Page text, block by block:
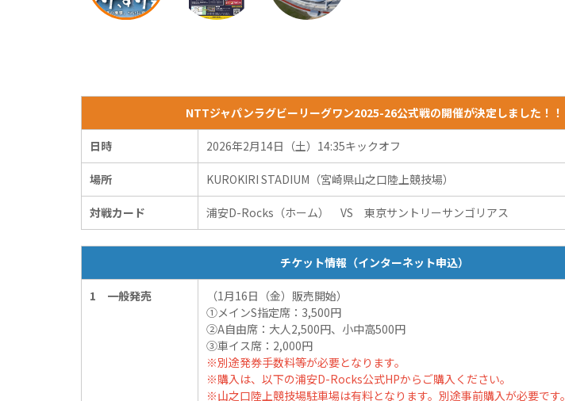
NTTジャパンラグビーリーグワン2025-26公式戦の開催が決定しました！！
日時 2026年2月14日（土）14:35キックオフ
場所 KUROKIRI STADIUM（宮崎県山之口陸上競技場）
対戦カード 浦安D-Rocks（ホーム） VS 東京サントリーサンゴリアス
チケット情報（インターネット申込）
1 一般発売
（1月16日（金）販売開始）
①メインS指定席：3,500円
②A自由席：大人2,500円、小中高500円
③車イス席：2,000円
※別途発券手数料等が必要となります。
※購入は、以下の浦安D-Rocks公式HPからご購入ください。
※山之口陸上競技場駐車場は有料となります。別途事前購入が必要です。